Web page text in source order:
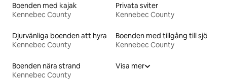
Boenden med kajak
Kennebec County
Privata sviter
Kennebec County
Djurvänliga boenden att hyra
Kennebec County
Boenden med tillgång till sjö
Kennebec County
Boenden nära strand
Kennebec County
Visa mer